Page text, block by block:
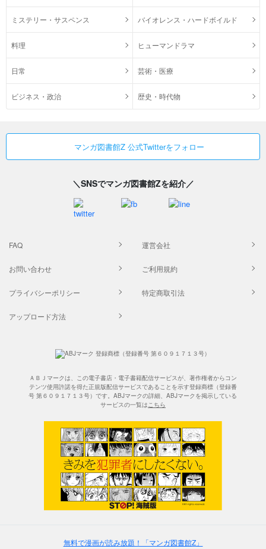
ミステリー・サスペンス バイオレンス・ハードボイルド
料理 ヒューマンドラマ
日常 芸術・医療
ビジネス・政治 歴史・時代物
マンガ図書館Z 公式Twitterをフォロー
＼SNSでマンガ図書館Zを紹介／
FAQ 運営会社
お問い合わせ ご利用規約
プライバシーポリシー 特定商取引法
アップロード方法
ＡＢＪマークは、この電子書店・電子書籍配信サービスが、著作権者からコン
テンツ使用許諾を得た正規版配信サービスであることを示す登録商標（登録番
号 第６０９１７１３号）です。ABJマークの詳細、ABJマークを掲示している
サービスの一覧はこちら
無料で漫画が読み放題！「マンガ図書館Z」